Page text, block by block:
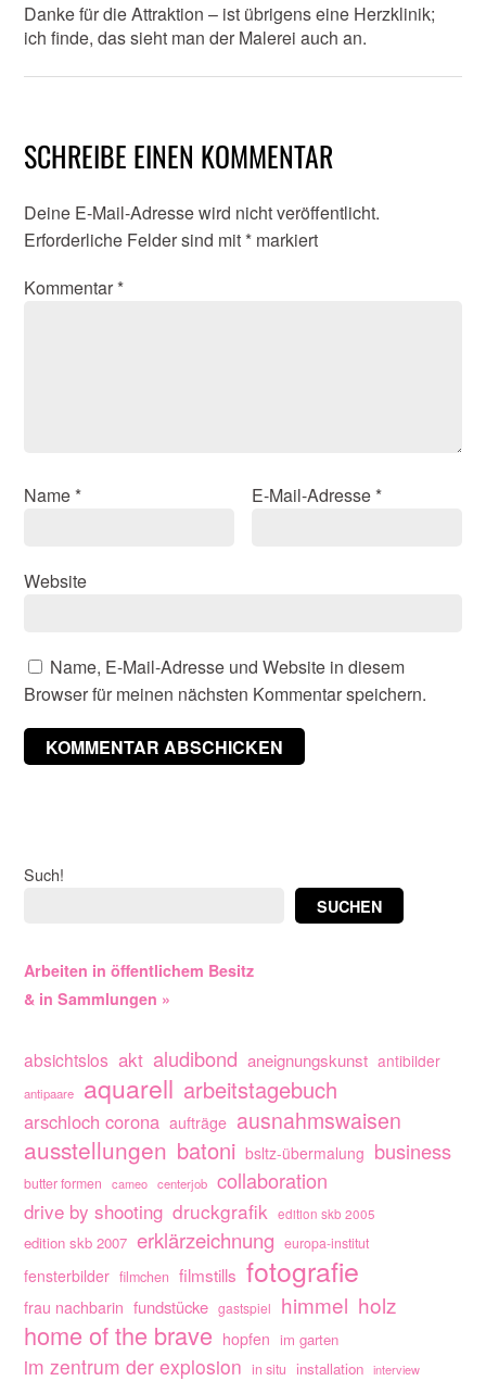
Danke für die Attraktion – ist übrigens eine Herzklinik;
ich finde, das sieht man der Malerei auch an.
SCHREIBE EINEN KOMMENTAR
Deine E-Mail-Adresse wird nicht veröffentlicht.
Erforderliche Felder sind mit * markiert
Kommentar *
Name * E-Mail-Adresse *
Website
Name, E-Mail-Adresse und Website in diesem
Browser für meinen nächsten Kommentar speichern.
Such!
SUCHEN
Arbeiten in öffentlichem Besitz
& in Sammlungen »
absichtslos akt aludibond aneignungskunst antibilder
antipaare aquarell arbeitstagebuch
arschloch corona aufträge ausnahmswaisen
ausstellungen batoni bsltz-übermalung business
butter formen cameo centerjob collaboration
drive by shooting druckgrafik edition skb 2005
edition skb 2007 erklärzeichnung europa-institut
fensterbilder filmchen filmstills fotografie
frau nachbarin fundstücke gastspiel himmel holz
home of the brave hopfen im garten
im zentrum der explosion in situ installation interview